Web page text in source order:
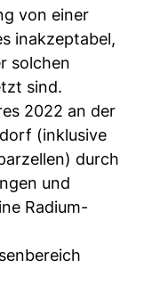
von einer
inakzeptabel,
solchen
sind.
2022 an der
(inklusive
durch
und
Radium-